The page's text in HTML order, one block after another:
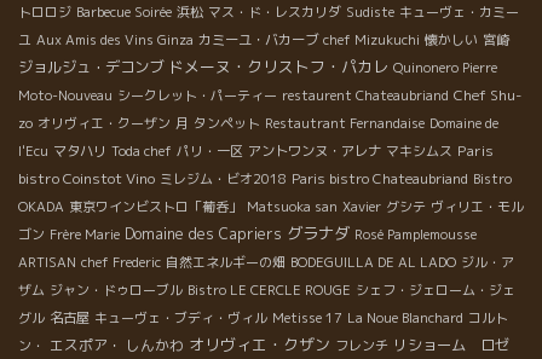
トロロジ Barbecue Soirée 浜松 マス・ド・レスカリダ Sudiste キューヴェ・カミー
ユ Aux Amis des Vins Ginza カミーユ・バカーブ chef Mizukuchi 懐かしい 宮崎
ジョルジュ・デコンブ ドメーヌ・クリストフ・パカレ Quinonero Pierre
Moto-Nouveau シークレット・パーティー restaurent Chateaubriand Chef Shu-
zo オリヴィエ・クーザン 月 タンペット Restautrant Fernandaise Domaine de
l'Ecu マタハリ Toda chef パリ・一区 アントワンヌ・アレナ マキシムス Paris
bistro Coinstot Vino ミレジム・ビオ2018 Paris bistro Chateaubriand Bistro
OKADA 東京ワインビストロ「葡呑」 Matsuoka san Xavier グシテ ヴィリエ・モル
ゴン Frère Marie Domaine des Capriers グラナダ Rosé Pamplemousse
ARTISAN chef Frederic 自然エネルギーの畑 BODEGUILLA DE AL LADO ジル・ア
ザム ジャン・ドゥローブル Bistro LE CERCLE ROUGE シェフ・ジェローム・ジェ
グル 名古屋 キューヴェ・ブディ・ヴィル Metisse 17 La Noue Blanchard コルト
ン・
エスポア・ しんかわ オリヴィエ・クザン フレンチ リショーム ロゼ